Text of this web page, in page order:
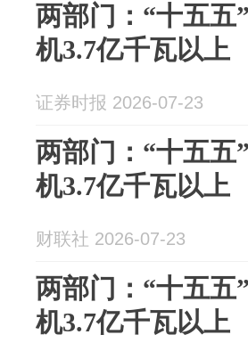
两部门：“十五五
机3.7亿千瓦以上
证券时报 2026-07-23
两部门：“十五五
机3.7亿千瓦以上
财联社 2026-07-23
两部门：“十五五
机3.7亿千瓦以上